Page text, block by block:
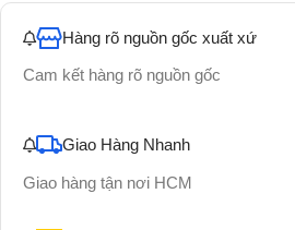
Hàng rõ nguồn gốc xuất xứ
Cam kết hàng rõ nguồn gốc
Giao Hàng Nhanh
Giao hàng tận nơi HCM